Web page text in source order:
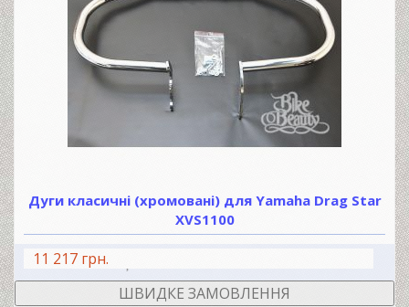
Дуги класичні (хромовані) для Yamaha Drag Star
XVS1100
11 217 грн.
ШВИДКЕ ЗАМОВЛЕННЯ